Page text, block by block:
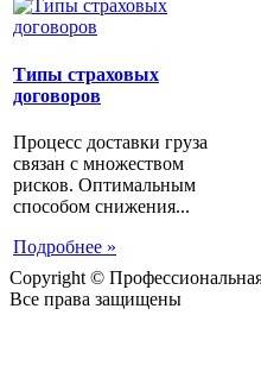
Типы страховых
договоров
Процесс доставки груза
связан с множеством
рисков. Оптимальным
способом снижения...
Подробнее »
Copyright ©
Все права защищены